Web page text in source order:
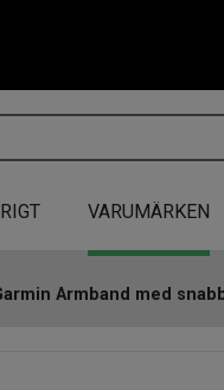
VARUMÄRKEN
Armband med